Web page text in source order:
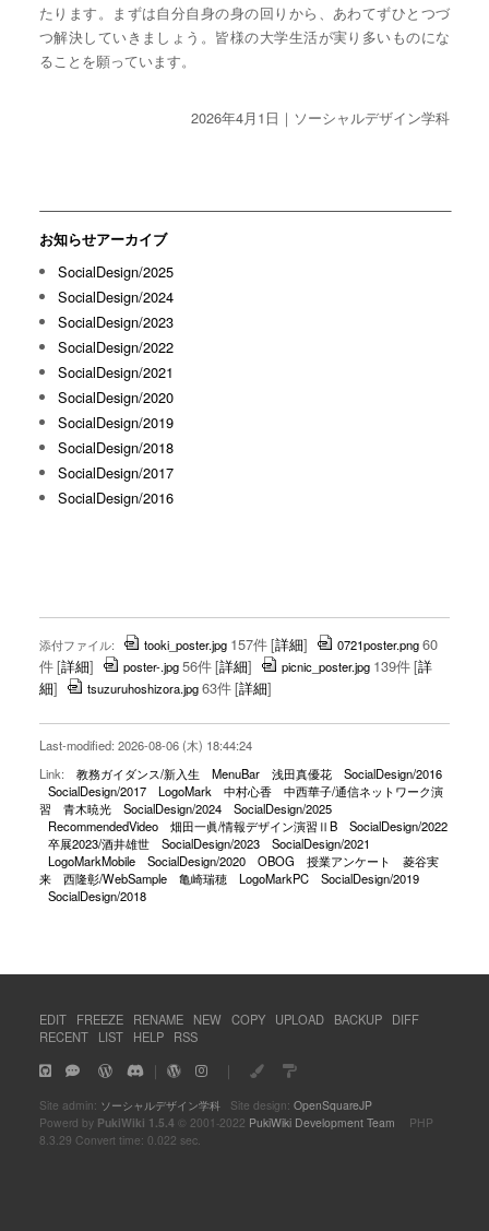
たります。まずは自分自身の身の回りから、あわてずひとつづ
つ解決していきましょう。皆様の大学生活が実り多いものにな
ることを願っています。
2026年4月1日｜ソーシャルデザイン学科
お知らせアーカイブ
SocialDesign/2025
SocialDesign/2024
SocialDesign/2023
SocialDesign/2022
SocialDesign/2021
SocialDesign/2020
SocialDesign/2019
SocialDesign/2018
SocialDesign/2017
SocialDesign/2016
添付ファイル: tooki_poster.jpg 157件[詳細] 0721poster.png60
件[詳細] poster-.jpg56件[詳細] picnic_poster.jpg 139件[詳
細] tsuzuruhoshizora.jpg63件[詳細]
Last-modified: 2026-08-06 (木) 18:44:24
Link:
教務ガイダンス/新入生 MenuBar 浅田真優花
SocialDesign/2016
SocialDesign/2017
LogoMark 中村心香
中西華子/通信ネットワーク演
習
青木暁光 SocialDesign/2024
SocialDesign/2025
RecommendedVideo
畑田一眞/情報デザイン演習ⅡB
SocialDesign/2022
卒展2023/酒井雄世
SocialDesign/2023
SocialDesign/2021
LogoMarkMobile
SocialDesign/2020 OBOG 授業アンケート
菱谷実
来
西隆彰/WebSample 亀崎瑞穂 LogoMarkPC
SocialDesign/2019
SocialDesign/2018
EDIT FREEZE RENAME NEW COPY UPLOAD BACKUP
DIFF
RECENT
LIST HELP RSS
｜ ｜
Site admin: ソーシャルデザイン学科Site design: OpenSquareJP
Powerd by PukiWiki 1.5.4 © 2001-2022 PukiWiki Development Team PHP
8.3.29 Convert time: 0.022 sec.